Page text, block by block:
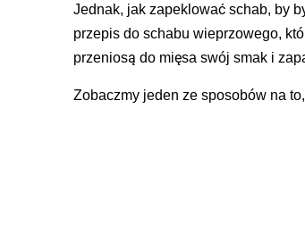
Jednak, jak zapeklować schab, by
przepis do schabu wieprzowego,
przeniosą do mięsa swój smak i
Zobaczmy jeden ze sposobów na